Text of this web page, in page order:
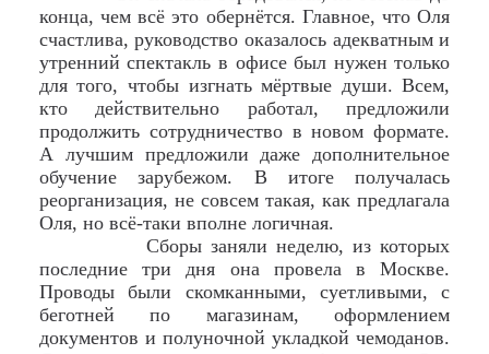
конца, чем всё это обернётся. Главное, что Оля
счастлива, руководство оказалось адекватным и
утренний спектакль в офисе был нужен только
для того, чтобы изгнать мёртвые души. Всем,
кто действительно работал, предложили
продолжить сотрудничество в новом формате.
А лучшим предложили даже дополнительное
обучение зарубежом. В итоге получалась
реорганизация, не совсем такая, как предлагала
Оля, но всё-таки вполне логичная.
Сборы заняли неделю, из которых
последние три дня она провела в Москве.
Проводы были скомканными, суетливыми, с
беготней по магазинам, оформлением
документов и полуночной укладкой чемоданов.